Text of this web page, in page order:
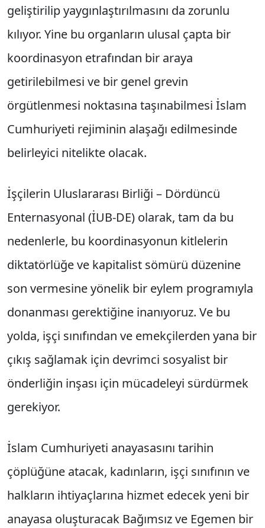
geliştirilip yaygınlaştırılmasını da zorunlu
kılıyor. Yine bu organların ulusal çapta bir
koordinasyon etrafından bir araya
getirilebilmesi ve bir genel grevin
örgütlenmesi noktasına taşınabilmesi İslam
Cumhuriyeti rejiminin alaşağı edilmesinde
belirleyici nitelikte olacak.
İşçilerin Uluslararası Birliği – Dördüncü
Enternasyonal (İUB-DE) olarak, tam da bu
nedenlerle, bu koordinasyonun kitlelerin
diktatörlüğe ve kapitalist sömürü düzenine
son vermesine yönelik bir eylem programıyla
donanması gerektiğine inanıyoruz. Ve bu
yolda, işçi sınıfından ve emekçilerden yana bir
çıkış sağlamak için devrimci sosyalist bir
önderliğin inşası için mücadeleyi sürdürmek
gerekiyor.
İslam Cumhuriyeti anayasasını tarihin
çöplüğüne atacak, kadınların, işçi sınıfının ve
halkların ihtiyaçlarına hizmet edecek yeni bir
anayasa oluşturacak Bağımsız ve Egemen bir